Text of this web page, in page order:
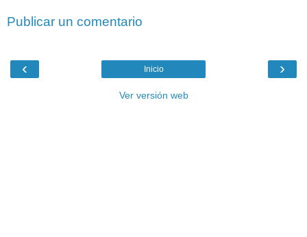
Publicar un comentario
‹ ›
Inicio
Ver versión web